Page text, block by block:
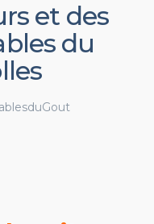
et des
du